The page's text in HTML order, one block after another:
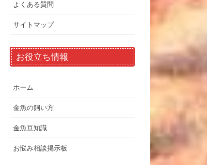
よくある質問
サイトマップ
お役立ち情報
ホーム
金魚の飼い方
金魚豆知識
お悩み相談掲示板